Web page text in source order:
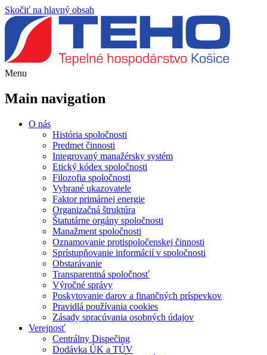
Skočiť na hlavný obsah
Menu
Main navigation
O nás
História spoločnosti
Predmet činnosti
Integrovaný manažérsky systém
Etický kódex spoločnosti
Filozofia spoločnosti
Vybrané ukazovatele
Faktor primárnej energie
Organizačná štruktúra
Štatutárne orgány spoločnosti
Manažment spoločnosti
Oznamovanie protispoločenskej činnosti
Sprístupňovanie informácií v spoločnosti
Obstarávanie
Transparentná spoločnosť
Výročné správy
Poskytovanie darov a finančných príspevkov
Pravidlá používania cookies
Zásady spracúvania osobných údajov
Verejnosť
Centrálny Dispečing
Dodávka ÚK a TÚV